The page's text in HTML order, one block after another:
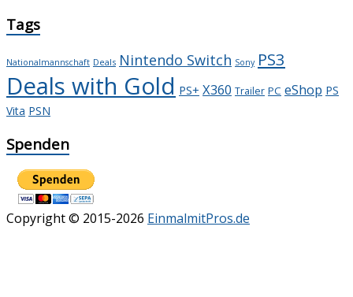
Tags
Nationalmannschaft Deals Nintendo Switch Sony PS3
Deals with Gold PS+ X360 Trailer PC eShop PS
Vita PSN
Spenden
Copyright © 2015-2026 EinmalmitPros.de